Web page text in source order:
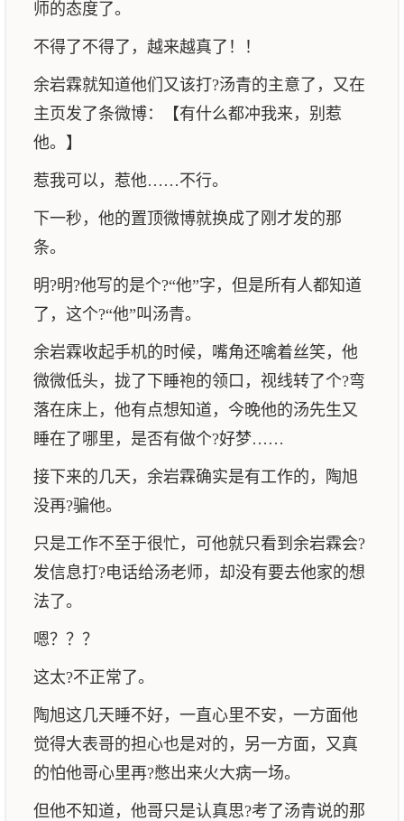
师的态度了。
不得了不得了，越来越真了！！
余岩霖就知道他们又该打?汤青的主意了，又在
主页发了条微博：【有什么都冲我来，别惹
他。】
惹我可以，惹他……不行。
下一秒，他的置顶微博就换成了刚才发的那
条。
明?明?他写的是个?“他”字，但是所有人都知道
了，这个?“他”叫汤青。
余岩霖收起手机的时候，嘴角还噙着丝笑，他
微微低头，拢了下睡袍的领口，视线转了个?弯
落在床上，他有点想知道，今晚他的汤先生又
睡在了哪里，是否有做个?好梦……
接下来的几天，余岩霖确实是有工作的，陶旭
没再?骗他。
只是工作不至于很忙，可他就只看到余岩霖会?
发信息打?电话给汤老师，却没有要去他家的想
法了。
嗯？？？
这太?不正常了。
陶旭这几天睡不好，一直心里不安，一方面他
觉得大表哥的担心也是对的，另一方面，又真
的怕他哥心里再?憋出来火大病一场。
但他不知道，他哥只是认真思?考了汤青说的那